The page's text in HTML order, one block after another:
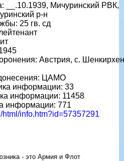
__.10.1939, Мичуринский РВК,
р-н
25 гв. сд
Австрия, с.
ЦАМО
информации: 33
информации: 11458
информации: 771
html/info.htm?id=57357291
- это Армия и Флот